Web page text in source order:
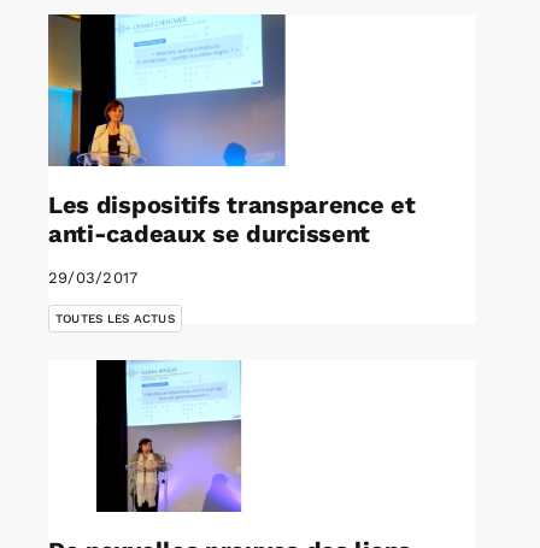
Les dispositifs transparence et
anti-cadeaux se durcissent
29/03/2017
TOUTES LES ACTUS